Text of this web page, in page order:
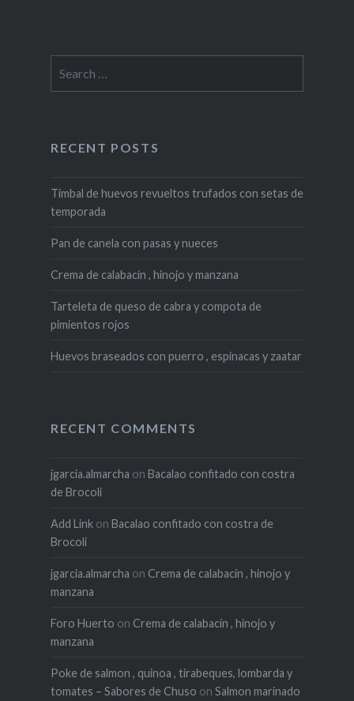
for:
RECENT POSTS
Timbal de huevos revueltos trufados con setas de
temporada
Pan de canela con pasas y nueces
Crema de calabacín , hinojo y manzana
Tarteleta de queso de cabra y compota de
pimientos rojos
Huevos braseados con puerro , espinacas y zaatar
RECENT COMMENTS
jgarcia.almarcha on Bacalao confitado con costra
de Brocoli
Add Linkon Bacalao confitado con costra de
Brocoli
jgarcia.almarcha on Crema de calabacín , hinojo y
manzana
Foro Huerto on Crema de calabacín , hinojo y
manzana
Poke de salmon , quinoa , tirabeques, lombarda y
tomates – Sabores de Chuso on Salmon marinado